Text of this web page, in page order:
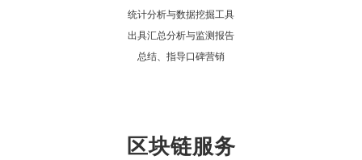
统计分析与数据挖掘工具
出具汇总分析与监测报告
总结、指导口碑营销
区块链服务